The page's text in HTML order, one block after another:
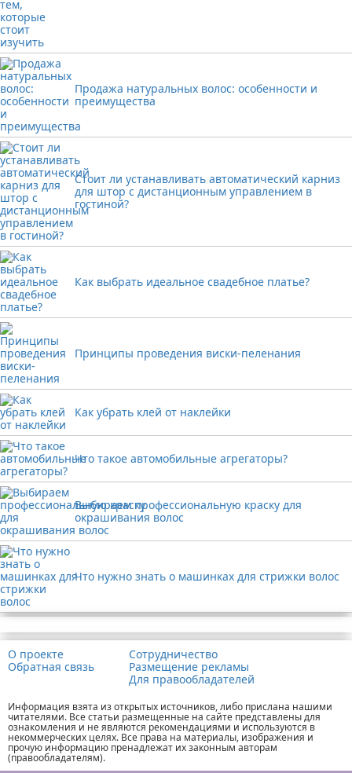
Продажа натуральных волос: особенности и
преимущества
Стоит ли устанавливать автоматический карниз
для штор с дистанционным управлением в
гостиной?
Как выбрать идеальное свадебное платье?
Принципы проведения виски-пеленания
Как убрать клей от наклейки
Что такое автомобильные агрегаторы?
Выбираем профессиональную краску для
окрашивания волос
Что нужно знать о машинках для стрижки волос
О проекте
Обратная связь
Сотрудничество
Размещение рекламы
Для правообладателей
Информация взята из открытых источников, либо прислана нашими
читателями. Все статьи размещенные на сайте представлены для
ознакомления и не являются рекомендациями и используются в
некоммерческих целях. Все права на материалы, изображения и
прочую информацию пренадлежат их законным авторам
(правообладателям).